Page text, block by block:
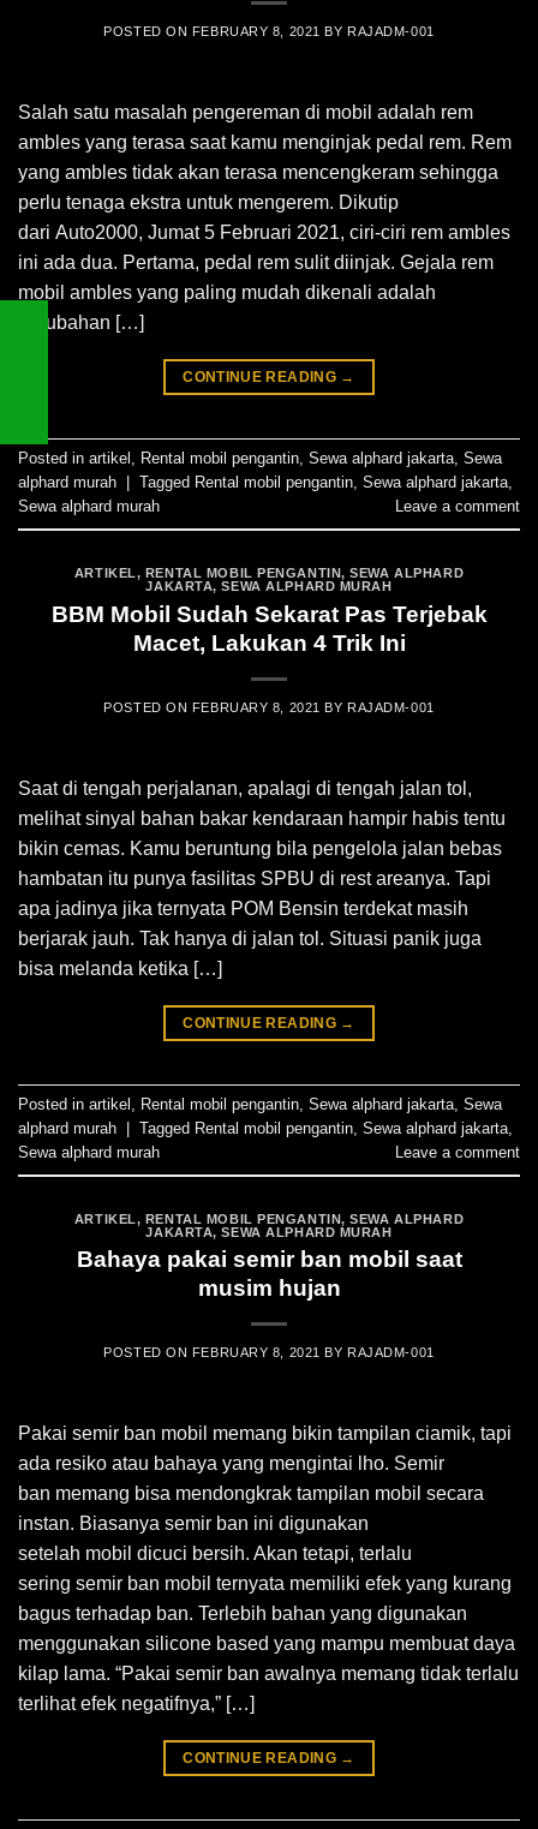
POSTED ON FEBRUARY 8, 2021 BY RAJADM-001
Salah satu masalah pengereman di mobil adalah rem
ambles yang terasa saat kamu menginjak pedal rem. Rem
yang ambles tidak akan terasa mencengkeram sehingga
perlu tenaga ekstra untuk mengerem. Dikutip
dari Auto2000, Jumat 5 Februari 2021, ciri-ciri rem ambles
ini ada dua. Pertama, pedal rem sulit diinjak. Gejala rem
mobil ambles yang paling mudah dikenali adalah
perubahan […]
CONTINUE READING →
Posted in artikel , Rental mobil pengantin, Sewa alphard jakarta, Sewa
alphard murah
Tagged Rental mobil pengantin, Sewa alphard jakarta,
Sewa alphard murah
Leave a comment
ARTIKEL, RENTAL MOBIL PENGANTIN,SEWA ALPHARD
JAKARTA,SEWA ALPHARD MURAH
BBM Mobil Sudah Sekarat Pas Terjebak
Macet, Lakukan 4 Trik Ini
POSTED ON FEBRUARY 8, 2021 BY RAJADM-001
Saat di tengah perjalanan, apalagi di tengah jalan tol,
melihat sinyal bahan bakar kendaraan hampir habis tentu
bikin cemas. Kamu beruntung bila pengelola jalan bebas
hambatan itu punya fasilitas SPBU di rest areanya. Tapi
apa jadinya jika ternyata POM Bensin terdekat masih
berjarak jauh. Tak hanya di jalan tol. Situasi panik juga
bisa melanda ketika […]
CONTINUE READING →
Posted in artikel , Rental mobil pengantin, Sewa alphard jakarta, Sewa
alphard murah
Tagged Rental mobil pengantin, Sewa alphard jakarta,
Sewa alphard murah
Leave a comment
ARTIKEL, RENTAL MOBIL PENGANTIN,SEWA ALPHARD
JAKARTA,SEWA ALPHARD MURAH
Bahaya pakai semir ban mobil saat
musim hujan
POSTED ON FEBRUARY 8, 2021 BY RAJADM-001
Pakai semir ban mobil memang bikin tampilan ciamik, tapi
ada resiko atau bahaya yang mengintai lho. Semir
ban memang bisa mendongkrak tampilan mobil secara
instan. Biasanya semir ban ini digunakan
setelah mobil dicuci bersih. Akan tetapi, terlalu
sering semir ban mobil ternyata memiliki efek yang kurang
bagus terhadap ban. Terlebih bahan yang digunakan
menggunakan silicone based yang mampu membuat daya
kilap lama. “Pakai semir ban awalnya memang tidak terlalu
terlihat efek negatifnya,” […]
CONTINUE READING →